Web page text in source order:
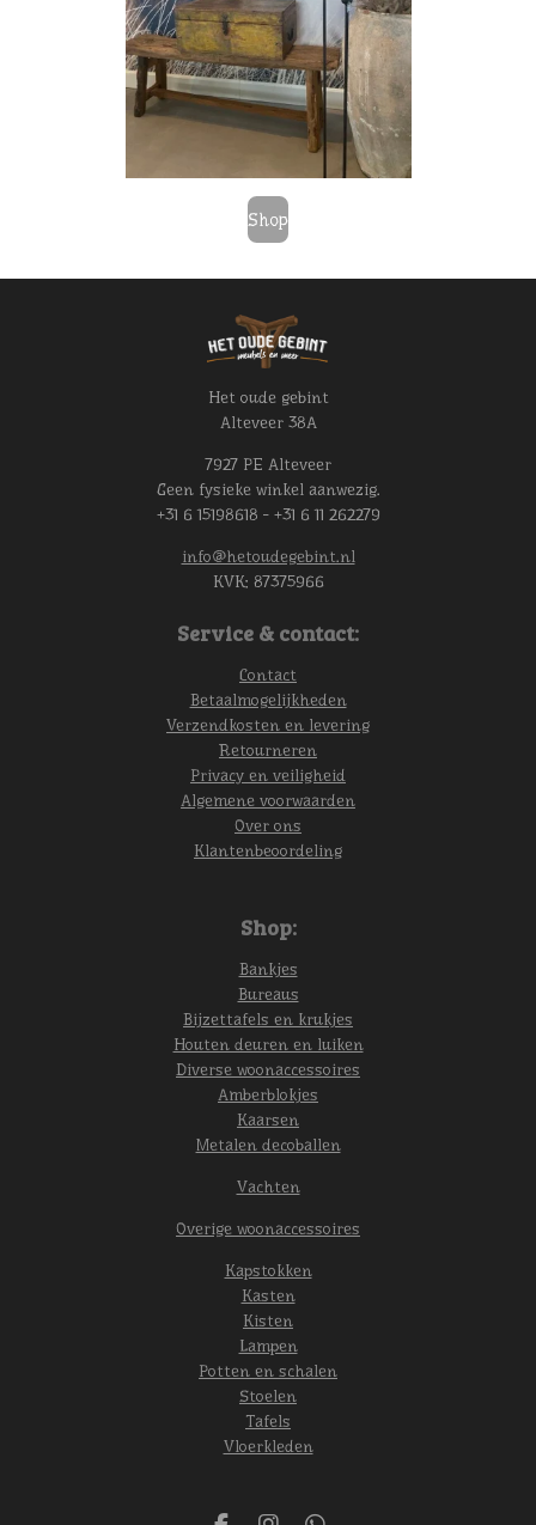
Shop
Het oude gebint
Alteveer 38A
7927 PE Alteveer
Geen fysieke winkel aanwezig.
+31 6 15198618 - +31 6 11 262279
info@hetoudegebint.nl
KVK: 87375966
Service & contact:
Contact
Betaalmogelijkheden
Verzendkosten en levering
Retourneren
Privacy en veiligheid
Algemene voorwaarden
Over ons
Klantenbeoordeling
Shop:
Bankjes
Bureaus
Bijzettafels en krukjes
Houten deuren en luiken
Diverse woonaccessoires
Amberblokjes
Kaarsen
Metalen decoballen
Vachten
Overige woonaccessoires
Kapstokken
Kasten
Kisten
Lampen
Potten en schalen
Stoelen
Tafels
Vloerkleden